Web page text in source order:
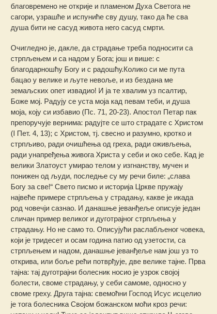
благовремено не открије и пламеном Духа Светога не
сагори, узрашће и испуниће сву душу, тако да ће сва
душа бити не сасуд живота него сасуд смрти.
Очигледно је, дакле, да страдање треба подносити са
стрпљењем и са надом у Бога; још и више: с
благодарношћу Богу и с радошћу.Колико си ме пута
бацао у велике и љуте невоље, и из бездана ме
земаљских опет извадио! И ја те хвалим уз псалтир,
Боже мој. Радују се уста моја кад певам теби, и душа
моја, коју си избавио (Пс. 71, 20-23). Апостол Петар пак
препоручује вернима: радујте се што страдате с Христом
(I Пет. 4, 13); с Христом, тј. свесно и разумно, кротко и
стрпљиво, ради очишћења од греха, ради оживљења,
ради унапређења живога Христа у себи и око себе. Кад је
велики Златоуст умирао телом у изгнанству, мучен и
понижен од људи, последње су му речи биле: „слава
Богу за све!“ Свето писмо и историја Цркве пружају
највеће примере стрпљења у страдању, какве је икада
род човечји сазнао. И данашње јеванђеље описује један
сличан пример великог и дуготрајног стрпљења у
страдању. Но не само то. Описујући раслабљеног човека,
који је тридесет и осам година патио од узетости, са
стрпљењем и надом, данашње јеванђеље нам још уз то
открива, или боље рећи потврђује, две велике тајне. Прва
тајна: тај дуготрајни болесник носио је узрок својој
болести, своме страдању, у себи самоме, односно у
своме греху. Друга тајна: свемоћни Господ Исус исцелио
је тога болесника Својом божанском моћи кроз речи: